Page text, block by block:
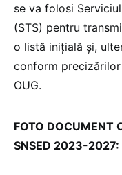
se va folosi
(STS) pentru
o listă inițială și,
conform
OUG.
FOTO
SNSED 2023-2027: